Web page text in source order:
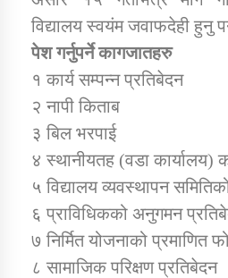
सामाजिक बिकास
विद्यालय स्वयंम जवाफदेही हुनु
पेश गर्नुपर्ने कागजातहरु
१ कार्य सम्पन्न प्रतिबेदन
२ नापी किताब
३ बिल भरपाई
४ स्थानीयतह (वडा कार्यालय)
५ विद्यालय व्यवस्थापन
६ प्राविधिकको अनुगमन
७ निर्मित योजनाको प्रमाणित
८ सामाजिक परिक्षण प्रतिबेदन